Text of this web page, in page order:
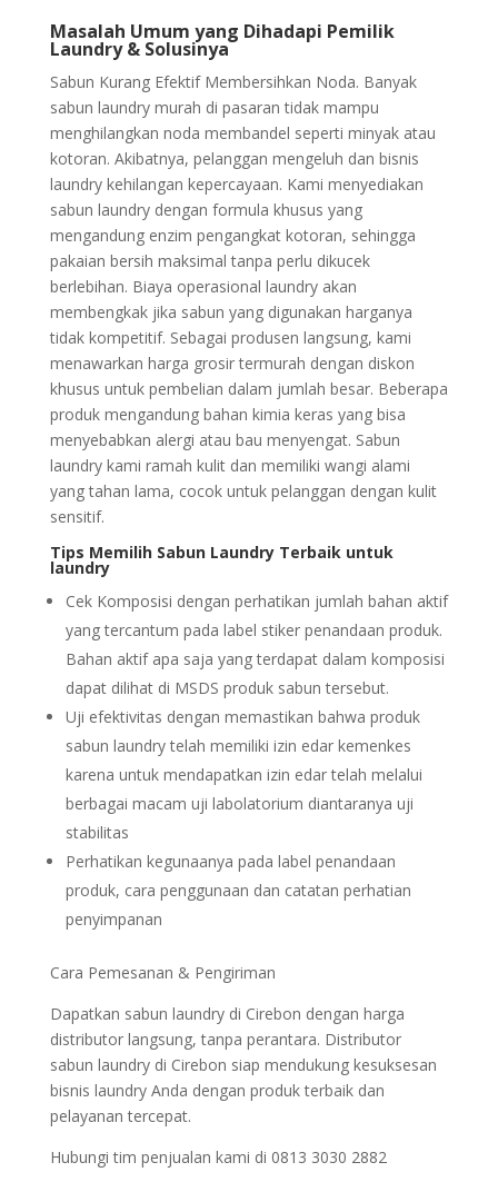
Masalah Umum yang Dihadapi Pemilik
Laundry & Solusinya
Sabun Kurang Efektif Membersihkan Noda. Banyak
sabun laundry murah di pasaran tidak mampu
menghilangkan noda membandel seperti minyak atau
kotoran. Akibatnya, pelanggan mengeluh dan bisnis
laundry kehilangan kepercayaan. Kami menyediakan
sabun laundry dengan formula khusus yang
mengandung enzim pengangkat kotoran, sehingga
pakaian bersih maksimal tanpa perlu dikucek
berlebihan. Biaya operasional laundry akan
membengkak jika sabun yang digunakan harganya
tidak kompetitif. Sebagai produsen langsung, kami
menawarkan harga grosir termurah dengan diskon
khusus untuk pembelian dalam jumlah besar. Beberapa
produk mengandung bahan kimia keras yang bisa
menyebabkan alergi atau bau menyengat. Sabun
laundry kami ramah kulit dan memiliki wangi alami
yang tahan lama, cocok untuk pelanggan dengan kulit
sensitif.
Tips Memilih Sabun Laundry Terbaik untuk
laundry
Cek Komposisi dengan perhatikan jumlah bahan aktif
yang tercantum pada label stiker penandaan produk.
Bahan aktif apa saja yang terdapat dalam komposisi
dapat dilihat di MSDS produk sabun tersebut.
Uji efektivitas dengan memastikan bahwa produk
sabun laundry telah memiliki izin edar kemenkes
karena untuk mendapatkan izin edar telah melalui
berbagai macam uji labolatorium diantaranya uji
stabilitas
Perhatikan kegunaanya pada label penandaan
produk, cara penggunaan dan catatan perhatian
penyimpanan
Cara Pemesanan & Pengiriman
Dapatkan sabun laundry di Cirebon dengan harga
distributor langsung, tanpa perantara. Distributor
sabun laundry di Cirebon siap mendukung kesuksesan
bisnis laundry Anda dengan produk terbaik dan
pelayanan tercepat.
Hubungi tim penjualan kami di 0813 3030 2882